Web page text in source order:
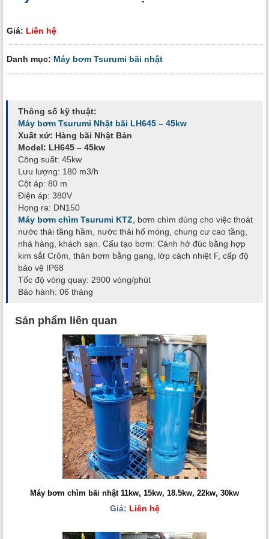
Giá: Liên hệ
Danh mục: Máy bơm Tsurumi bãi nhật
Thông số kỹ thuật:
Máy bơm Tsurumi Nhật bãi LH645 – 45kw
Xuất xứ: Hàng bãi Nhật Bản
Model: LH645 – 45kw
Công suất: 45kw
Lưu lượng: 180 m3/h
Cột áp: 80 m
Điện áp: 380V
Họng ra: DN150
Máy bơm chìm Tsurumi KTZ , bơm chìm dùng cho việc thoát
nước thải tầng hầm, nước thải hố móng, chung cư cao tầng,
nhà hàng, khách sạn. Cấu tạo bơm: Cánh hở đúc bằng hợp
kim sắt Crôm, thân bơm bằng gang, lớp cách nhiệt F, cấp độ
bảo vệ IP68
Tốc độ vòng quay: 2900 vòng/phút
Bảo hành: 06 tháng
Sản phẩm liên quan
Máy bơm chìm bãi nhật 11kw, 15kw, 18.5kw, 22kw, 30kw
Giá: Liên hệ